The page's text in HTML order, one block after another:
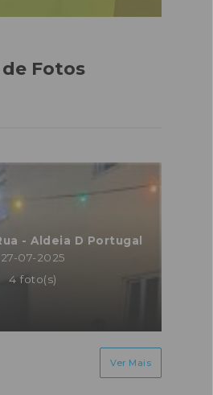
Fotos
- Aldeia D Portugal
27-07-2025
4 foto(s)
Ver Mais